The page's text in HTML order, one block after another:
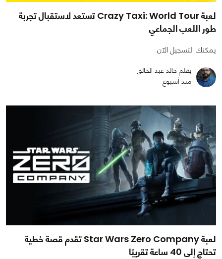
لعبة Crazy Taxi: World Tour تستعد لاستقبال تجربة
طور اللعب الجماعي
يمكنك التسجيل الآن
بقلم خالد عبد الخالق
منذ أسبوع
لعبة Star Wars Zero Company تقدم قصة خطية
تحتاج إلى 40 ساعة تقريبًا